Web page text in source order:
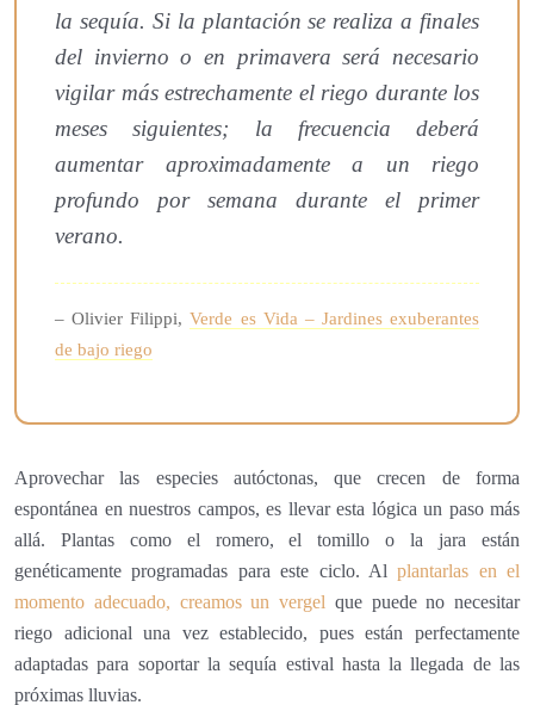
la sequía. Si la plantación se realiza a finales
del invierno o en primavera será necesario
vigilar más estrechamente el riego durante los
meses siguientes; la frecuencia deberá
aumentar aproximadamente a un riego
profundo por semana durante el primer
verano.
– Olivier Filippi,Verde es Vida – Jardines exuberantes
de bajo riego
Aprovechar las especies autóctonas, que crecen de forma
espontánea en nuestros campos, es llevar esta lógica un paso más
allá. Plantas como el romero, el tomillo o la jara están
genéticamente programadas para este ciclo. Alplantarlas en el
momento adecuado, creamos un vergel que puede no necesitar
riego adicional una vez establecido, pues están perfectamente
adaptadas para soportar la sequía estival hasta la llegada de las
próximas lluvias.